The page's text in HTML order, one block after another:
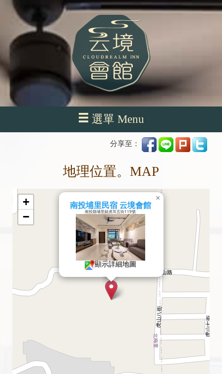
選單 Menu
分享至：
地理位置。MAP
南投埔里民宿 云境會館
南投縣埔里鎮虎耳五街119號
顯示詳細地圖
×
+
−